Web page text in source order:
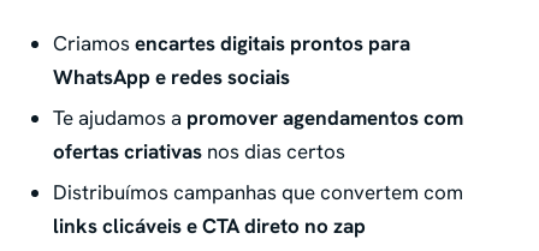
Criamosencartes digitais prontos para
WhatsApp e redes sociais
Te ajudamos a promover agendamentos com
ofertas criativas nos dias certos
Distribuímos campanhas que convertem com
links clicáveis e CTA direto no zap